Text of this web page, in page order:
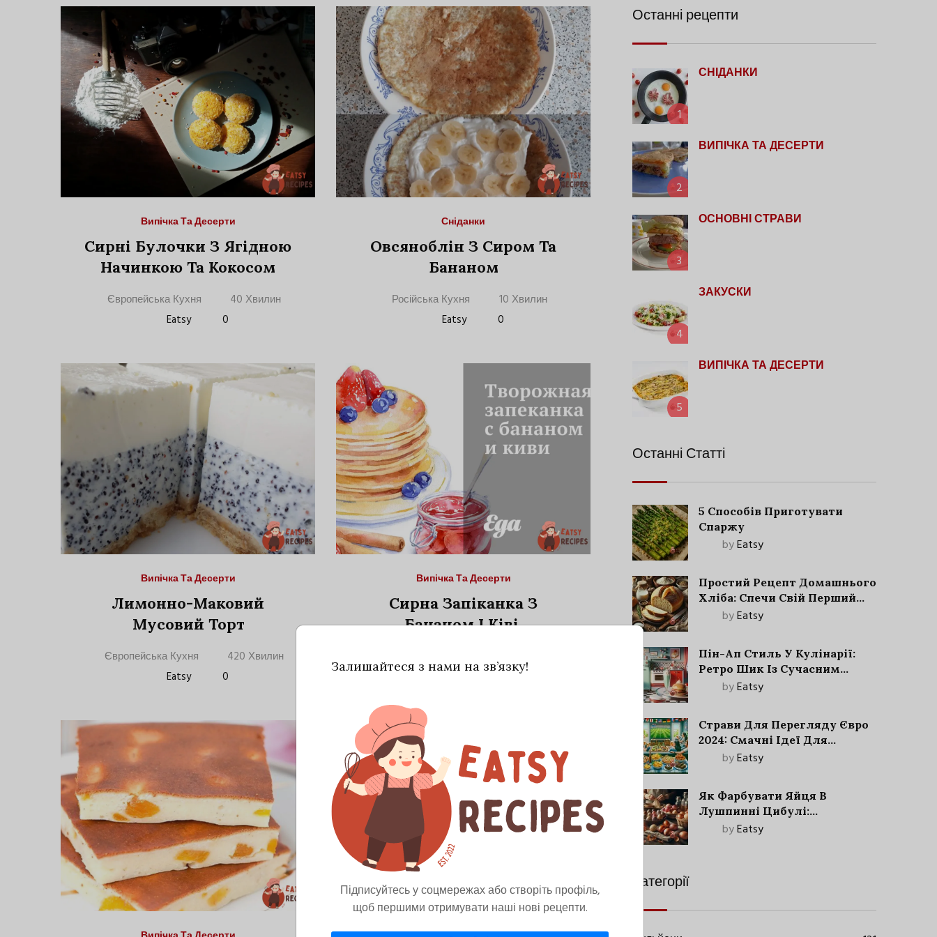
Випічка Та Десерти
Сирні Булочки З Ягідною
Начинкою Та Кокосом
Європейська Кухня
40 Хвилин
Eatsy
0
Сніданки
Овсяноблін З Сиром Та
Бананом
Російська Кухня
10 Хвилин
Eatsy
0
Випічка Та Десерти
Лимонно-Маковий
Мусовий Торт
Європейська Кухня
420 Хвилин
Eatsy
0
Випічка Та Десерти
Сирна Запіканка З
Бананом І Ківі.
Останні рецепти
1
СНІДАНКИ
2
ВИПІЧКА ТА ДЕСЕРТИ
3
ОСНОВНІ СТРАВИ
4
ЗАКУСКИ
5
ВИПІЧКА ТА ДЕСЕРТИ
Останні Статті
5 Способів Приготувати
Спаржу
byEatsy
Простий Рецепт Домашнього
Хліба: Спечи Свій Перший
Запашний Хліб!
byEatsy
Пін-Ап Стиль У Кулінарії:
Ретро Шик Із Сучасним
Акцентом
byEatsy
Страви Для Перегляду Євро
2024: Смачні Ідеї Для
Футбольного Свята
byEatsy
Як Фарбувати Яйця В
Лушпинні Цибулі:
Старовинний Метод З
byEatsy
Категорії
Залишайтеся з нами на зв’язку!
Підписуйтесь у соцмережах або створіть профіль,
щоб першими отримувати наші нові рецепти.